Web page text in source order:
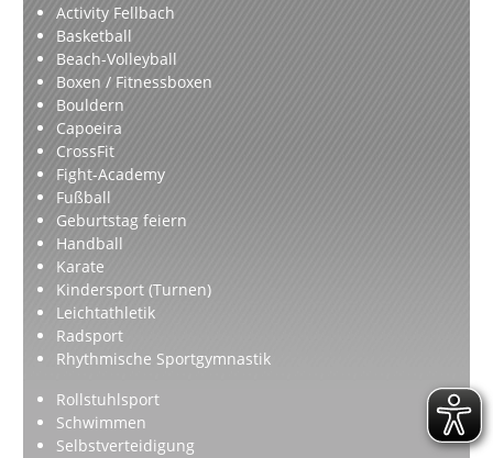
Activity Fellbach
Basketball
Beach-Volleyball
Boxen / Fitnessboxen
Bouldern
Capoeira
CrossFit
Fight-Academy
Fußball
Geburtstag feiern
Handball
Karate
Kindersport (Turnen)
Leichtathletik
Radsport
Rhythmische Sportgymnastik
Rollstuhlsport
Schwimmen
Selbstverteidigung